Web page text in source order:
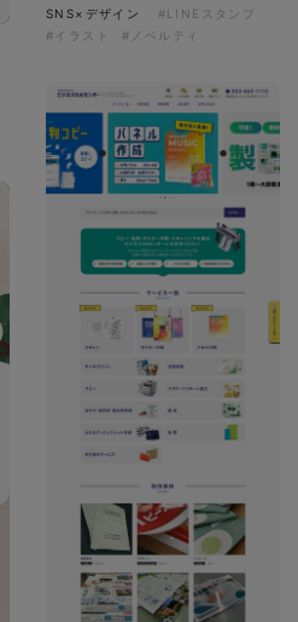
SNS×デザイン
#LINEスタンプ
#イラスト
#ノベルティ